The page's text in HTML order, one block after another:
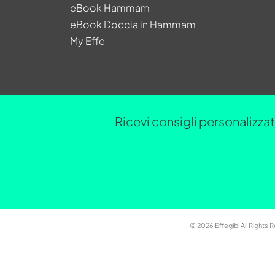
eBook Hammam
eBook Doccia in Hammam
My Effe
Ricevi consigli
© 2026 Effegibi All Rights